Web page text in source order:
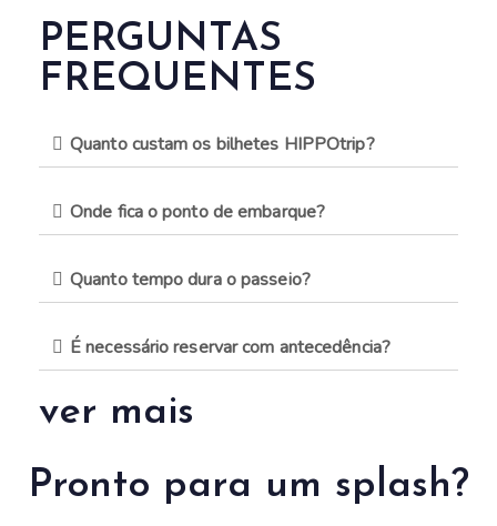
PERGUNTAS
FREQUENTES
Quanto custam os bilhetes HIPPOtrip?
Onde fica o ponto de embarque?
Quanto tempo dura o passeio?
É necessário reservar com antecedência?
ver mais
Pronto para um splash?